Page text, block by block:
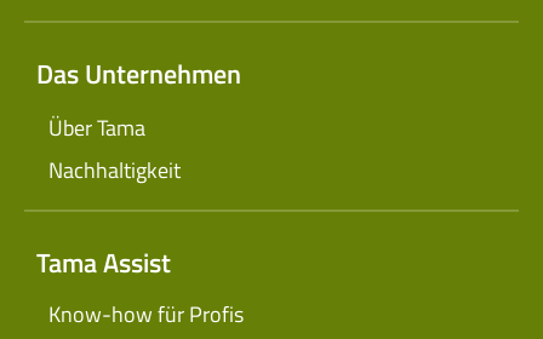
Das Unternehmen
Über Tama
Nachhaltigkeit
Tama Assist
Know-how für Profis